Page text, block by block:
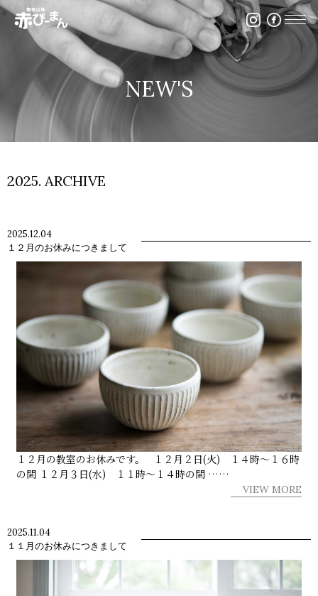
イベント・出張陶芸・体験陶芸は福岡市の陶芸教室赤
NEW'S
2025. ARCHIVE
2025.12.04
１２月のお休みにつきまして
１２月の教室のお休みです。 １２月２日(火) １４時～１６時
の間 １２月３日(水) １１時～１４時の間 ……
VIEW MORE
2025.11.04
１１月のお休みにつきまして